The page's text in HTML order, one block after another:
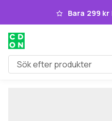
Hoppa till Bara 299
Sök efter produkter